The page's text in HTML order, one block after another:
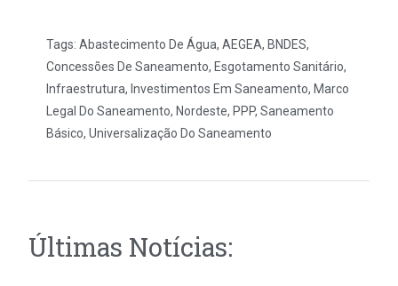
Tags:Abastecimento De Água,AEGEA, BNDES,
Concessões De Saneamento, Esgotamento Sanitário,
Infraestrutura, Investimentos Em Saneamento, Marco
Legal Do Saneamento, Nordeste, PPP,Saneamento
Básico,Universalização Do Saneamento
Últimas Notícias: